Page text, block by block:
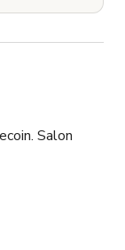
Salon
et